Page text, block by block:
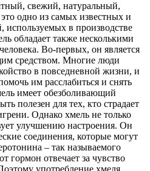
свежий, натуральный,
одно из самых известных и
используемых в производстве
обладает также несколькими
Во-первых, он является
средством. Многие люди
в повседневной жизни, и
им расслабиться и снять
имеет обезболивающий
полезен для тех, кто страдает
Однако хмель не только
улучшению настроения. Он
соединения, которые могут
– так называемого
гормон отвечает за чувство